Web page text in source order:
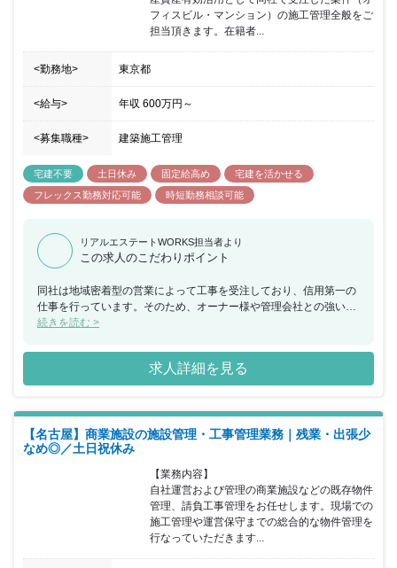
フィスビル・マンション）の施工管理全般をご
担当頂きます。在籍者...
<勤務地> 東京都
<給与> 年収 600万円 ～
<募集職種> 建築施工管理
宅建不要 土日休み 固定給高め
宅建を活かせる
フレックス勤務対応可能
時短勤務相談可能
リアルエステートWORKS担当者より
この求人のこだわりポイント
同社は地域密着型の営業によって工事を受注しており、信用第一の
仕事を行っています。そのため、オーナー様や管理会社との強いパ
イプがあり、リピーターや口コミでの案件受注が多いのが特徴で
き方を廃し、本質的な業務改善に急ピッチで取組んでいます。そし
てその取組の柱が工事の「全社管理化」です。「現場担当者は現場
でしか出来ない事だけ行い、その他の業務は部門のみんなで行う。
ます。 このOne Team施工管理は「ワークライフバランスの適正
化」はもちろん「業務の効率化」「管理水準の平準化」「管理の確
実化」に寄与します。 【全社管理体制・業務改善取組の詳細】 施
しています。 〇IOTを活用した現場の遠隔管理 〇施工管理者を含め
た在宅勤務推進 〇フレックスタイム似勤務制度の導入 〇勤怠状況
の中央フォロー 〇工事原価の中央管理 〇安全関係書類の中央管理
〇施工図・承認図の本社実務 〇施工管理ITツールの活用
続きを読む >
求人詳細を見る
【名古屋】商業施設の施設管理・工事管理業務｜残業・出張少
なめ◎／土日祝休み
【業務内容】
自社運営および管理の商業施設などの既存物件
管理、請負工事管理をお任せします。現場での
施工管理や運営保守までの総合的な物件管理を
行なっていただきます...